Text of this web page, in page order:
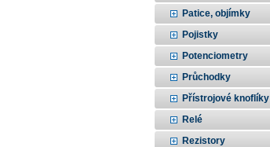
Patice, objímky
Pojistky
Potenciometry
Průchodky
Přístrojové knoflíky
Relé
Rezistory